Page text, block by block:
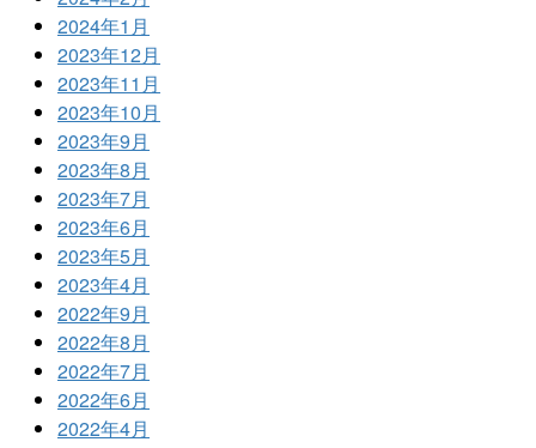
2024年1月
2023年12月
2023年11月
2023年10月
2023年9月
2023年8月
2023年7月
2023年6月
2023年5月
2023年4月
2022年9月
2022年8月
2022年7月
2022年6月
2022年4月